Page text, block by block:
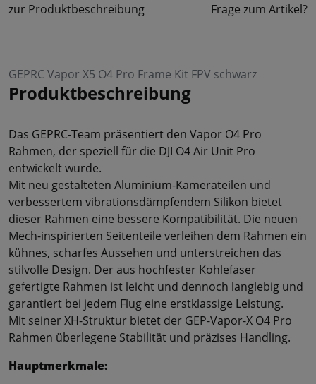
zur Produktbeschreibung Frage zum Artikel?
GEPRC Vapor X5 O4 Pro Frame Kit FPV schwarz
Produktbeschreibung
Das GEPRC-Team präsentiert den Vapor O4 Pro
Rahmen, der speziell für die DJI O4 Air Unit Pro
entwickelt wurde.
Mit neu gestalteten Aluminium-Kamerateilen und
verbessertem vibrationsdämpfendem Silikon bietet
dieser Rahmen eine bessere Kompatibilität. Die neuen
Mech-inspirierten Seitenteile verleihen dem Rahmen ein
kühnes, scharfes Aussehen und unterstreichen das
stilvolle Design. Der aus hochfester Kohlefaser
gefertigte Rahmen ist leicht und dennoch langlebig und
garantiert bei jedem Flug eine erstklassige Leistung.
Mit seiner XH-Struktur bietet der GEP-Vapor-X O4 Pro
Rahmen überlegene Stabilität und präzises Handling.
Hauptmerkmale: